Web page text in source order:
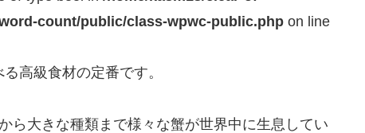
count/public/class-wpwc-public.php on line
高級食材の定番です。
ら大きな種類まで様々な蟹が世界中に生息してい